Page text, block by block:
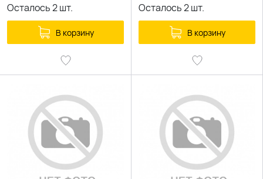
Осталось2шт.
В корзину
Осталось2шт.
В корзину